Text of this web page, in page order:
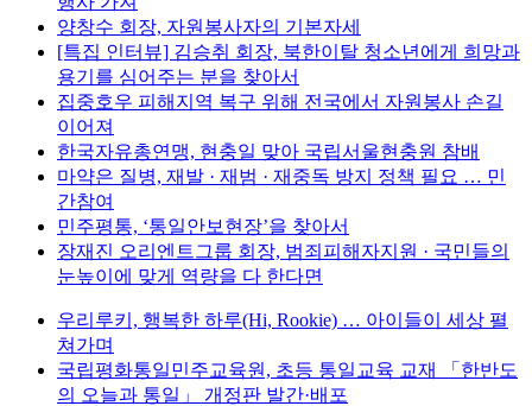
양창수 회장, 자원봉사자의 기본자세
[특집 인터뷰] 김승취 회장, 북한이탈 청소년에게 희망과
용기를 심어주는 분을 찾아서
집중호우 피해지역 복구 위해 전국에서 자원봉사 손길
이어져
한국자유총연맹, 현충일 맞아 국립서울현충원 참배
마약은 질병, 재발 · 재범 · 재중독 방지 정책 필요 … 민
간참여
민주평통, ‘통일안보현장’을 찾아서
장재진 오리엔트그룹 회장, 범죄피해자지원 · 국민들의
눈높이에 맞게 역량을 다 한다면
우리루키, 행복한 하루(Hi, Rookie) … 아이들이 세상 펼
쳐가며
국립평화통일민주교육원, 초등 통일교육 교재 「한반도
의 오늘과 통일」 개정판 발간·배포